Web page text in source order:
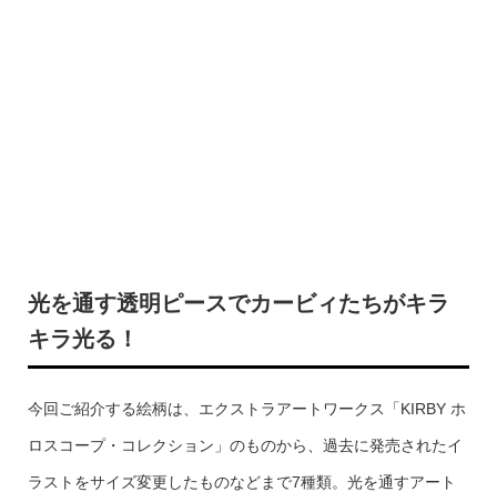
光を通す透明ピースでカービィたちがキラ
キラ光る！
今回ご紹介する絵柄は、エクストラアートワークス「KIRBY ホ
ロスコープ・コレクション」のものから、過去に発売されたイ
ラストをサイズ変更したものなどまで7種類。光を通すアート